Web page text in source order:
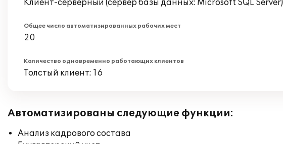
Клиент-серверный (сервер базы данных: Microsoft SQL Server)
Общее число автоматизированных рабочих мест
20
Количество одновременно работающих клиентов
Толстый клиент: 16
Автоматизированы следующие функции:
Анализ кадрового состава